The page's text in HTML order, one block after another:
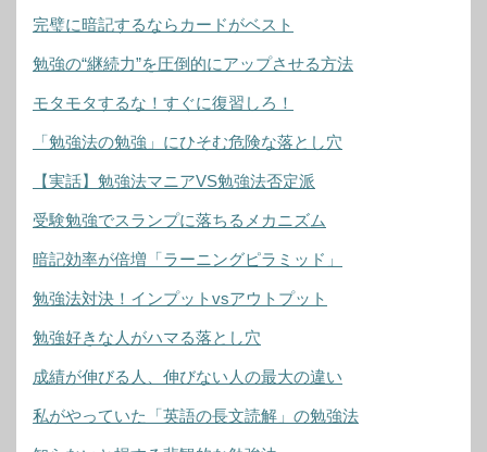
完璧に暗記するならカードがベスト
勉強の“継続力”を圧倒的にアップさせる方法
モタモタするな！すぐに復習しろ！
「勉強法の勉強」にひそむ危険な落とし穴
【実話】勉強法マニアVS勉強法否定派
受験勉強でスランプに落ちるメカニズム
暗記効率が倍増「ラーニングピラミッド」
勉強法対決！インプットvsアウトプット
勉強好きな人がハマる落とし穴
成績が伸びる人、伸びない人の最大の違い
私がやっていた「英語の長文読解」の勉強法